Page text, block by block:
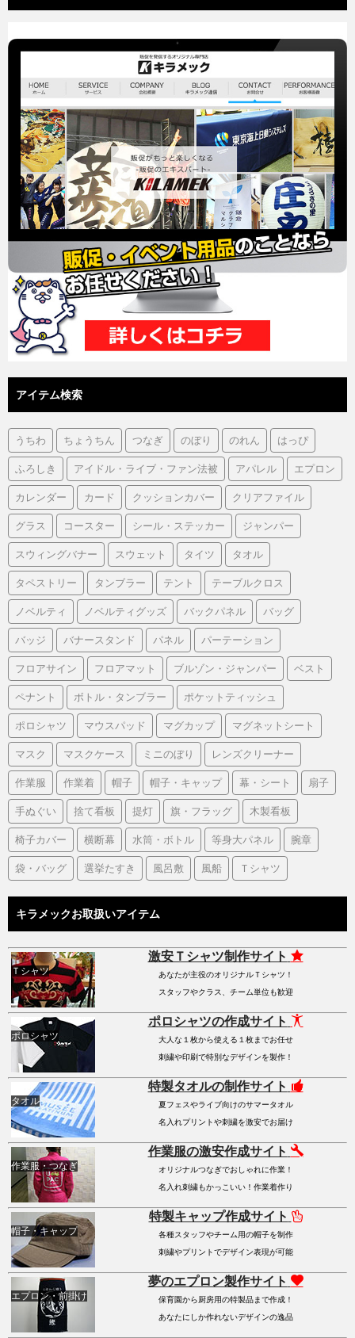
アイテム検索
うちわ ちょうちん つなぎ のぼり のれん はっぴ
ふろしき アイドル・ライブ・ファン法被 アパレル エプロン
カレンダー カード クッションカバー クリアファイル
グラス コースター シール・ステッカー ジャンパー
スウィングバナー スウェット タイツ タオル
タペストリー タンブラー テント テーブルクロス
ノベルティ ノベルティグッズ バックパネル バッグ
バッジ バナースタンド パネル パーテーション
フロアサイン フロアマット ブルゾン・ジャンパー ベスト
ペナント ボトル・タンブラー ポケットティッシュ
ポロシャツ マウスパッド マグカップ マグネットシート
マスク マスクケース ミニのぼり レンズクリーナー
作業服 作業着 帽子 帽子・キャップ 幕・シート 扇子
手ぬぐい 捨て看板 提灯 旗・フラッグ 木製看板
椅子カバー 横断幕 水筒・ボトル 等身大パネル 腕章
袋・バッグ 選挙たすき 風呂敷 風船 Ｔシャツ
キラメックお取扱いアイテム
Ｔシャツ
激安Ｔシャツ制作サイト
あなたが主役のオリジナルＴシャツ！
スタッフやクラス、チーム単位も歓迎
ポロシャツ
ポロシャツの作成サイト
大人な１枚から使える１枚までお任せ
刺繍や印刷で特別なデザインを製作！
タオル
特製タオルの制作サイト
夏フェスやライブ向けのサマータオル
名入れプリントや刺繍を激安でお届け
作業服・つなぎ
作業服の激安作成サイト
オリジナルつなぎでおしゃれに作業！
名入れ刺繍もかっこいい！作業着作り
帽子・キャップ
特製キャップ作成サイト
各種スタッフやチーム用の帽子を制作
刺繍やプリントでデザイン表現が可能
エプロン・前掛け
夢のエプロン製作サイト
保育園から厨房用の特製品まで作成！
あなたにしか作れないデザインの逸品